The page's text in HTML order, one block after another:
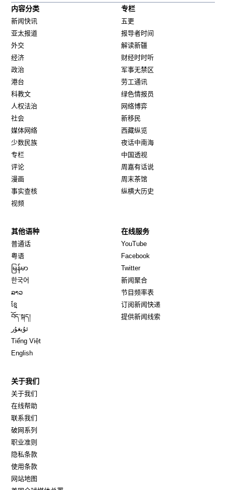
内容分类
新闻快讯
亚太报道
外交
经济
政治
港台
科教文
人权法治
社会
媒体网络
少数民族
专栏
评论
漫画
事实查核
视频
专栏
五更
报导者时间
解读新疆
财经时时听
军事无禁区
劳工通讯
绿色情报员
网络博弈
新移民
西藏纵览
夜话中南海
中国透视
周嘉有话说
周末茶馆
纵横大历史
其他语种
普通话
粤语
မြန်မာ
한국어
ລາວ
ខ្មែ
བོད་སྐད།
ئۇيغۇر
Tiếng Việt
English
在线服务
YouTube
Facebook
TwitterOpens in new window
新闻聚合
节目频率表
订阅新闻快递
提供新闻线索
关于我们
关于我们
在线帮助
联系我们
破网系列
职业准则
隐私条款
使用条款
网站地图